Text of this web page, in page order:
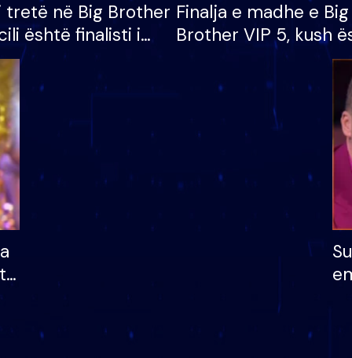
tretë në Big Brother
është finalisti i
lë shtëpinë
Finalja e madhe e Big
Brother VIP 5, kush
banori i parë që lë
dhe humb
të fituar çmimin e